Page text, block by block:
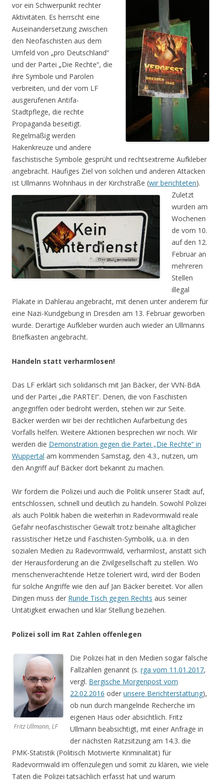
vor ein Schwerpunkt rechter
Aktivitäten. Es herrscht eine
Auseinandersetzung zwischen
den Neofaschisten aus dem
Umfeld von „pro Deutschland“
und der Partei „Die Rechte“, die
ihre Symbole und Parolen
verbreiten, und der vom LF
ausgerufenen Antifa-
Stadtpflege, die rechte
Propaganda beseitigt.
Regelmäßig werden
Hakenkreuze und andere
faschistische Symbole gesprüht und rechtsextreme Aufkleber
angebracht. Häufiges Ziel von solchen und anderen Attacken
ist Ullmanns Wohnhaus in der Kirchstraße (wir berichteten).
Zuletzt
wurden am
Wochenen
de vom 10.
auf den 12.
Februar an
mehreren
Stellen
illegal
Plakate in Dahlerau angebracht, mit denen unter anderem für
eine Nazi-Kundgebung in Dresden am 13. Februar geworben
wurde. Derartige Aufkleber wurden auch wieder an Ullmanns
Briefkasten angebracht.
Handeln statt verharmlosen!
Das LF erklärt sich solidarisch mit Jan Bäcker, der VVN-BdA
und der Partei „die PARTEI“. Denen, die von Faschisten
angegriffen oder bedroht werden, stehen wir zur Seite.
Bäcker werden wir bei der rechtlichen Aufarbeitung des
Vorfalls helfen. Weitere Aktionen besprechen wir noch. Wir
werden die Demonstration gegen die Partei „Die Rechte“ in
Wuppertal am kommenden Samstag, den 4.3., nutzen, um
den Angriff auf Bäcker dort bekannt zu machen.
Wir fordern die Polizei und auch die Politik unserer Stadt auf,
entschlossen, schnell und deutlich zu handeln. Sowohl Polizei
als auch Politik haben die weiterhin in Radevormwald reale
Gefahr neofaschistischer Gewalt trotz beinahe alltäglicher
rassistischer Hetze und Faschisten-Symbolik, u.a. in den
sozialen Medien zu Radevormwald, verharmlost, anstatt sich
der Herausforderung an die Zivilgesellschaft zu stellen. Wo
menschenverachtende Hetze toleriert wird, wird der Boden
für solche Angriffe wie den auf Jan Bäcker bereitet. Vor allen
Dingen muss der Runde Tisch gegen Rechts aus seiner
Untätigkeit erwachen und klar Stellung beziehen.
Polizei soll im Rat Zahlen offenlegen
Fritz Ullmann, LF
Die Polizei hat in den Medien sogar falsche
Fallzahlen genannt (s. rga vom 11.01.2017,
vergl. Bergische Morgenpost vom
22.02.2016 oder unsere Berichterstattung),
ob nun durch mangelnde Recherche im
eigenen Haus oder absichtlich. Fritz
Ullmann beabsichtigt, mit einer Anfrage in
der nächsten Ratzsitzung am 14.3. die
PMK-Statistik (Politisch Motivierte Kriminalität) für
Radevormwald im offenzulegen und somit zu klären, wie viele
Taten die Polizei tatsächlich erfasst hat und warum